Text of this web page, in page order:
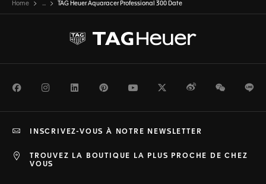
Home ... TAG Heuer Aquaracer Professional 300 Date
FacebookInstagramLinkedInPinterestYoutubeTwitterWeiboWeChat
TROUVEZ LA BOUTIQUE LA PLUS PROCHE DE CHEZ
VOUS
INSCRIVEZ-VOUS À NOTRE NEWSLETTER